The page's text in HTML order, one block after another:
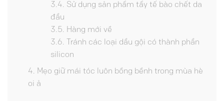
Sử dụng sản phẩm tẩy tế bào chết da
đầu
Hàng mới về
Tránh các loại dầu gội có thành phần
silicon
Mẹo giữ mái tóc luôn bồng bềnh trong mùa hè
oi ả